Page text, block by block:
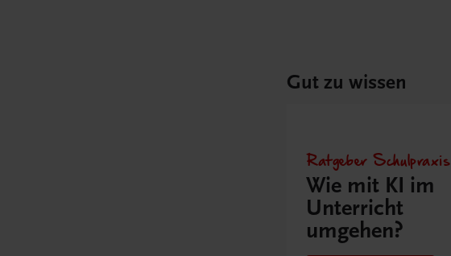
Gut zu wissen
Ratgeber Schulpraxis
Wie mit KI im
Unterricht
umgehen?